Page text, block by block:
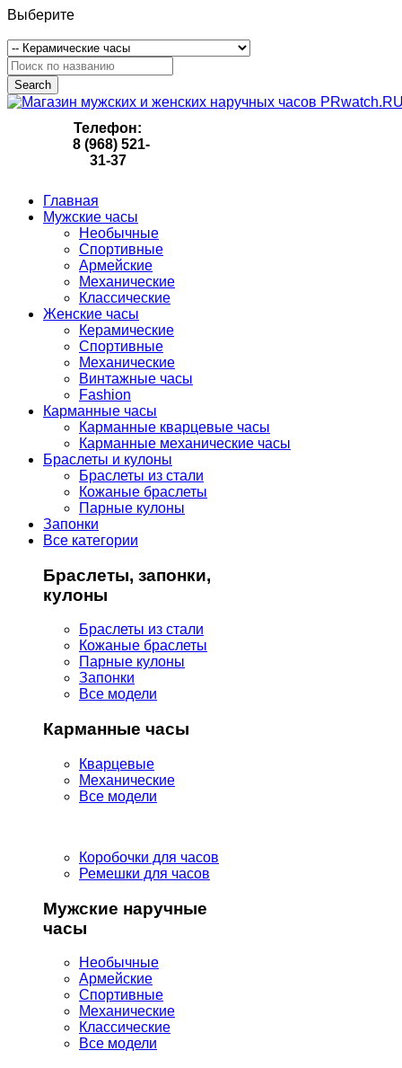
Выберите
Search
Телефон:
8 (968) 521-
31-37
Главная
Мужские часы
Необычные
Спортивные
Армейские
Механические
Классические
Женские часы
Керамические
Спортивные
Механические
Винтажные часы
Fashion
Карманные часы
Карманные кварцевые часы
Карманные механические часы
Браслеты и кулоны
Браслеты из стали
Кожаные браслеты
Парные кулоны
Запонки
Все категории
Браслеты, запонки,
кулоны
Браслеты из стали
Кожаные браслеты
Парные кулоны
Запонки
Все модели
Карманные часы
Кварцевые
Механические
Все модели
Коробочки для часов
Ремешки для часов
Мужские наручные
часы
Необычные
Армейские
Спортивные
Механические
Классические
Все модели